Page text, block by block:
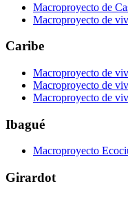
Macroproyecto de
Macroproyecto de
Caribe
Macroproyecto de
Macroproyecto de
Macroproyecto de
Ibagué
Macroproyecto
Girardot